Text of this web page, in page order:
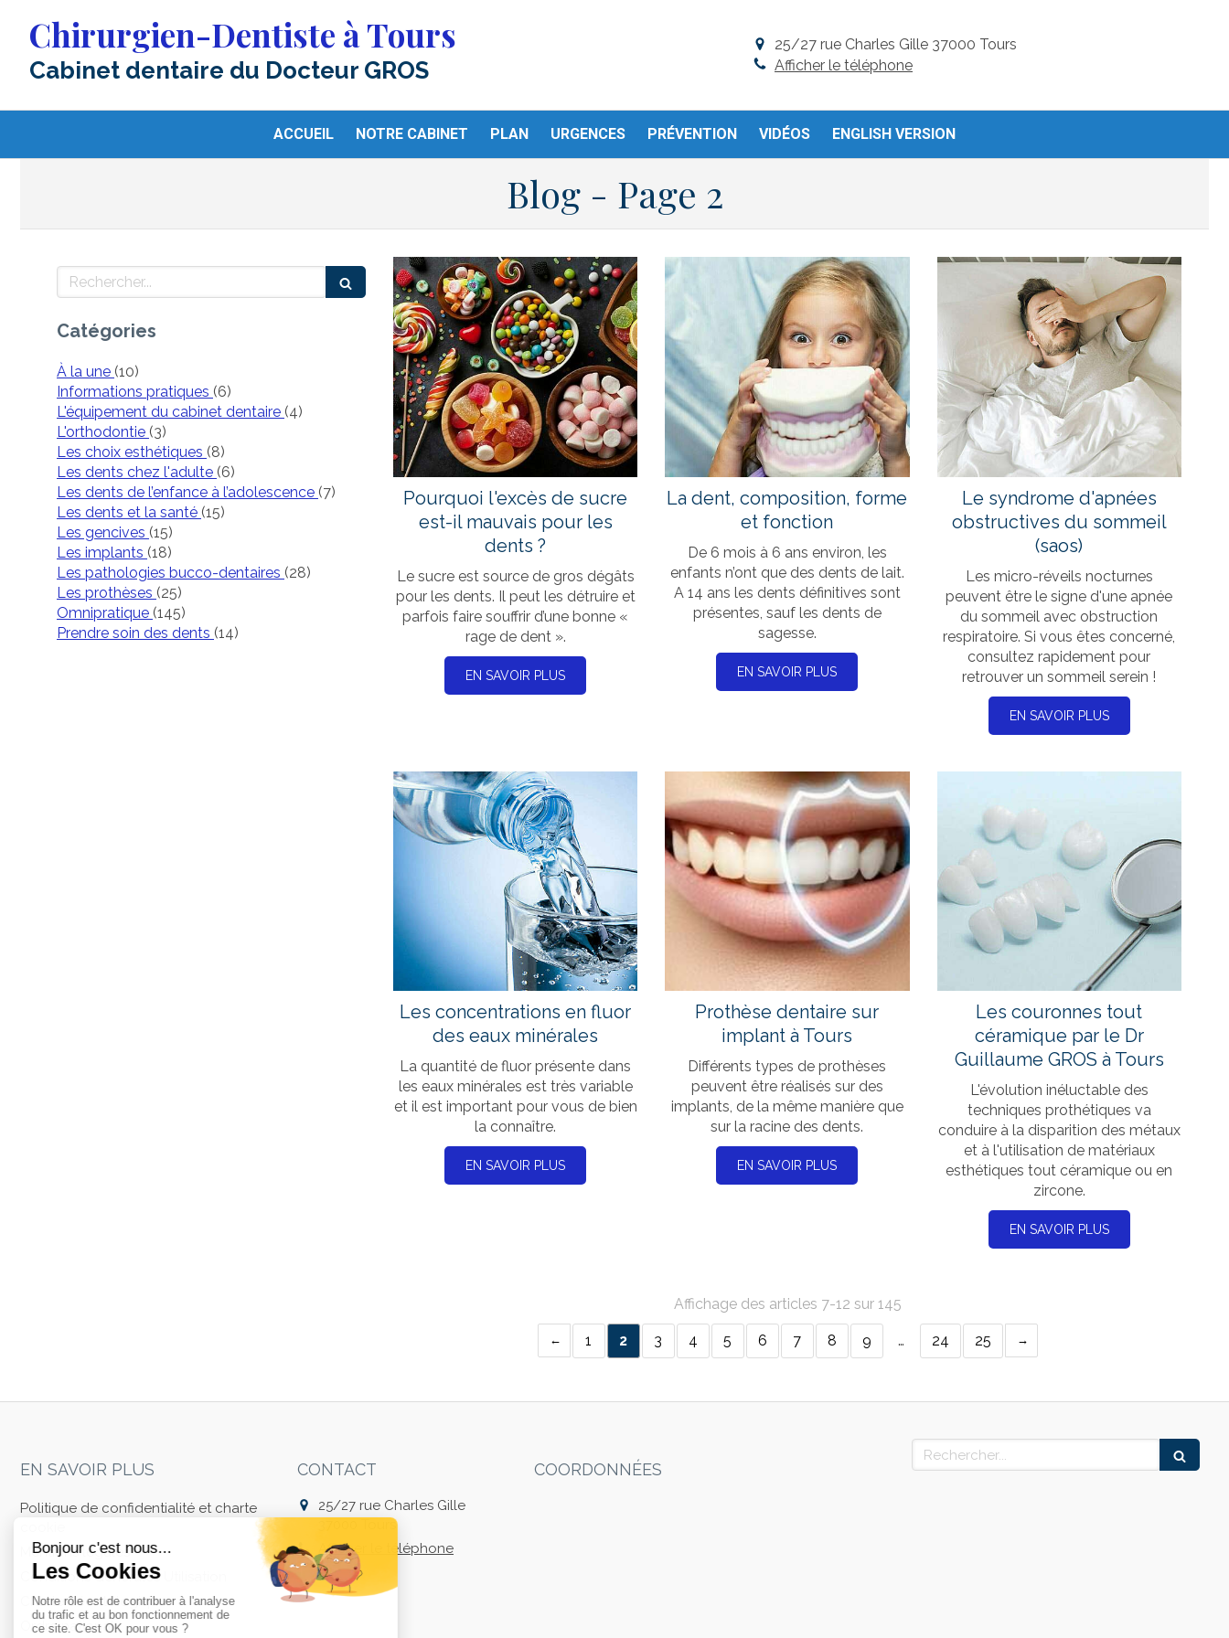
Chirurgien-Dentiste à Tours 25/27 rue Charles Gille 37000 Tours
Afficher le téléphone
Cabinet dentaire du Docteur GROS
ACCUEIL NOTRE CABINET PLAN URGENCES PRÉVENTION VIDÉOS ENGLISH VERSION
Blog - Page 2
Pourquoi l'excès de sucre
est-il mauvais pour les
dents ?
Le sucre est source de gros dégâts
pour les dents. Il peut les détruire et
parfois faire souffrir d’une bonne «
rage de dent ».
EN SAVOIR PLUS
La dent, composition, forme
et fonction
De 6 mois à 6 ans environ, les
enfants n’ont que des dents de lait.
A 14 ans les dents définitives sont
présentes, sauf les dents de
sagesse.
EN SAVOIR PLUS
Le syndrome d'apnées
obstructives du sommeil
(saos)
Les micro-réveils nocturnes
peuvent être le signe d'une apnée
du sommeil avec obstruction
respiratoire. Si vous êtes concerné,
consultez rapidement pour
retrouver un sommeil serein !
EN SAVOIR PLUS
Les concentrations en fluor
des eaux minérales
La quantité de fluor présente dans
les eaux minérales est très variable
et il est important pour vous de bien
la connaître.
EN SAVOIR PLUS
Prothèse dentaire sur
implant à Tours
Différents types de prothèses
peuvent être réalisés sur des
implants, de la même manière que
sur la racine des dents.
EN SAVOIR PLUS
Les couronnes tout
céramique par le Dr
Guillaume GROS à Tours
L'évolution inéluctable des
techniques prothétiques va
conduire à la disparition des métaux
et à l'utilisation de matériaux
esthétiques tout céramique ou en
zircone.
EN SAVOIR PLUS
Affichage des articles 7-12 sur 145
1 2 3 4 5 6 7 8 9 … 24 25
Rechercher
Catégories
À la une (10)
Informations pratiques (6)
L'équipement du cabinet dentaire (4) Articles Count
L'orthodontie (3)
Les choix esthétiques (8)
Les dents chez l'adulte (6)
Les dents de l’enfance à l’adolescence (7) Articles Count
Les dents et la santé (15)
Les gencives (15)
Les implants (18)
Les pathologies bucco-dentaires (28) Articles Count
Les prothèses (25)
Omnipratique (145)
Prendre soin des dents (14)
EN SAVOIR PLUS
Politique de confidentialité et charte
Mentions légales
Conditions Générales Utilisation
Charte déontologique
Ordre national
CONTACT
25/27 rue Charles Gille
Tours
Afficher le téléphone
COORDONNÉES
Rechercher